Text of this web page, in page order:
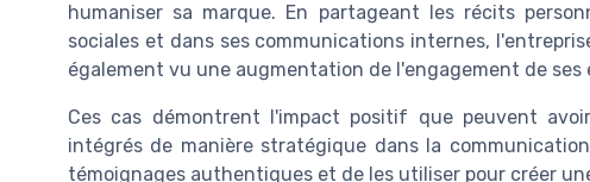
humaniser sa marque. En partageant les récits
sociales et dans ses communications internes,
également vu une augmentation de l'engagement de
Ces cas démontrent l'impact positif que peuvent
intégrés de manière stratégique dans la
témoignages authentiques et de les utiliser pour créer